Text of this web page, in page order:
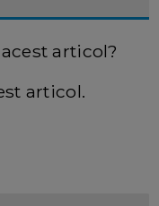
articol?
articol.